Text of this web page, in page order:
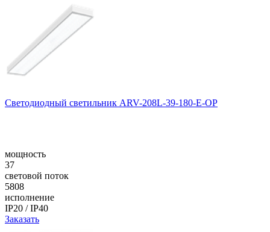
Светодиодный светильник ARV-208L-39-180-E-OP
мощность
37
световой поток
5808
исполнение
IP20 / IP40
Заказать